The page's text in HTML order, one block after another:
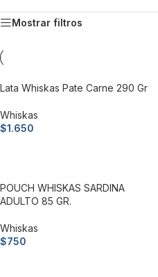
Mostrar filtros
Lata Whiskas Pate Carne 290 Gr
Whiskas
$1.650
POUCH WHISKAS SARDINA
ADULTO 85 GR.
Whiskas
$750